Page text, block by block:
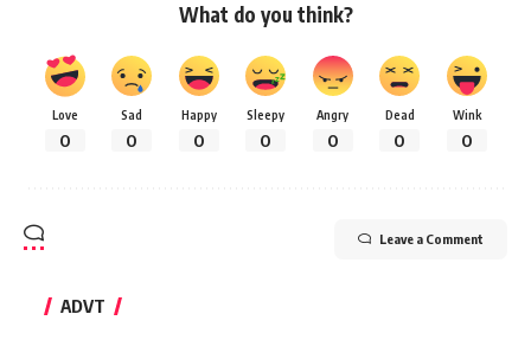
What do you think?
Love
0
Sad
0
Happy
0
Sleepy
0
Angry
0
Dead
0
Wink
0
Leave a Comment
ADVT